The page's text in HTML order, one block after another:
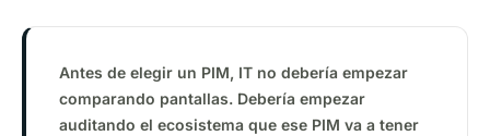
Antes de elegir un PIM, IT no debería empezar
comparando pantallas. Debería empezar
auditando el ecosistema que ese PIM va a tener